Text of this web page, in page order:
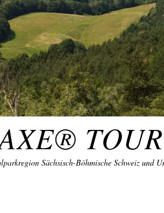
Sächsisch-Böhmische Schweiz und